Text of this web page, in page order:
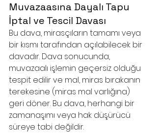
Muvazaasına Dayalı Tapu
İptal ve Tescil Davası
Bu dava, mirasçıların tamamı veya
bir kısmı tarafından açılabilecek bir
davadır. Dava sonucunda,
muvazaalı işlemin geçersiz olduğu
tespit edilir ve mal, miras bırakanın
terekesine (miras mal varlığına)
geri döner. Bu dava, herhangi bir
zamanaşımı veya hak düşürücü
süreye tabi değildir.